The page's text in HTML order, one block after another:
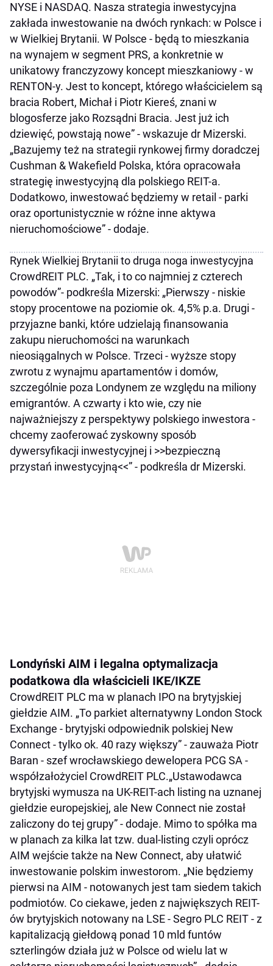
NYSE i NASDAQ. Nasza strategia inwestycyjna
zakłada inwestowanie na dwóch rynkach: w Polsce i
w Wielkiej Brytanii. W Polsce - będą to mieszkania
na wynajem w segment PRS, a konkretnie w
unikatowy franczyzowy koncept mieszkaniowy - w
RENTON-y. Jest to koncept, którego właścicielem są
bracia Robert, Michał i Piotr Kiereś, znani w
blogosferze jako Rozsądni Bracia. Jest już ich
dziewięć, powstają nowe” - wskazuje dr Mizerski.
„Bazujemy też na strategii rynkowej firmy doradczej
Cushman & Wakefield Polska, która opracowała
strategię inwestycyjną dla polskiego REIT-a.
Dodatkowo, inwestować będziemy w retail - parki
oraz oportunistycznie w różne inne aktywa
nieruchomościowe” - dodaje.
Rynek Wielkiej Brytanii to druga noga inwestycyjna
CrowdREIT PLC. „Tak, i to co najmniej z czterech
powodów”- podkreśla Mizerski: „Pierwszy - niskie
stopy procentowe na poziomie ok. 4,5% p.a. Drugi -
przyjazne banki, które udzielają finansowania
zakupu nieruchomości na warunkach
nieosiągalnych w Polsce. Trzeci - wyższe stopy
zwrotu z wynajmu apartamentów i domów,
szczególnie poza Londynem ze względu na miliony
emigrantów. A czwarty i kto wie, czy nie
najważniejszy z perspektywy polskiego inwestora -
chcemy zaoferować zyskowny sposób
dywersyfikacji inwestycyjnej i >>bezpieczną
przystań inwestycyjną<<” - podkreśla dr Mizerski.
Londyński AIM i legalna optymalizacja
podatkowa dla właścicieli IKE/IKZE
CrowdREIT PLC ma w planach IPO na brytyjskiej
giełdzie AIM. „To parkiet alternatywny London Stock
Exchange - brytyjski odpowiednik polskiej New
Connect - tylko ok. 40 razy większy” - zauważa Piotr
Baran - szef wrocławskiego dewelopera PCG SA -
współzałożyciel CrowdREIT PLC.„Ustawodawca
brytyjski wymusza na UK-REIT-ach listing na uznanej
giełdzie europejskiej, ale New Connect nie został
zaliczony do tej grupy” - dodaje. Mimo to spółka ma
w planach za kilka lat tzw. dual-listing czyli oprócz
AIM wejście także na New Connect, aby ułatwić
inwestowanie polskim inwestorom. „Nie będziemy
pierwsi na AIM - notowanych jest tam siedem takich
podmiotów. Co ciekawe, jeden z największych REIT-
ów brytyjskich notowany na LSE - Segro PLC REIT - z
kapitalizacją giełdową ponad 10 mld funtów
szterlingów działa już w Polsce od wielu lat w